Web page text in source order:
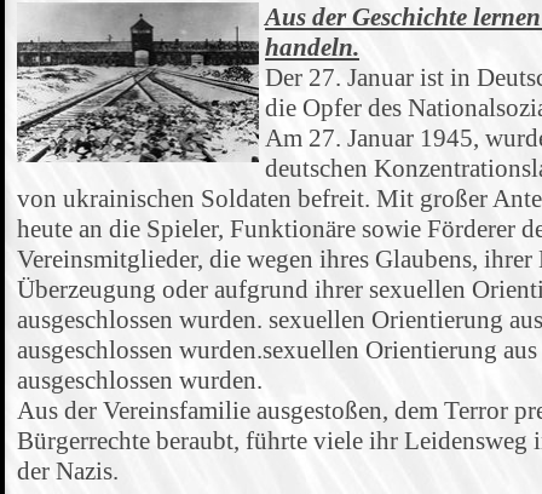
Aus der Geschichte
handeln.
Der 27. Januar ist in
die Opfer des
Am 27. Januar 1945,
deutschen
von ukrainischen Soldaten befreit. Mit großer
heute an die Spieler, Funktionäre sowie Förderer
Vereinsmitglieder, die wegen ihres Glaubens,
Überzeugung oder aufgrund ihrer sexuellen
ausgeschlossen wurden. sexuellen Orientierung
ausgeschlossen wurden.sexuellen Orientierung
ausgeschlossen wurden.
Aus der Vereinsfamilie ausgestoßen, dem Terror
Bürgerrechte beraubt, führte viele ihr Leidensweg
der Nazis.